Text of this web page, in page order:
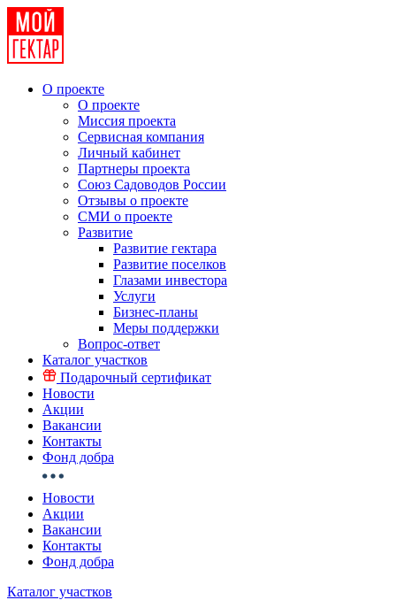
О проекте
О проекте
Миссия проекта
Сервисная компания
Личный кабинет
Партнеры проекта
Союз Садоводов России
Отзывы о проекте
СМИ о проекте
Развитие
Развитие гектара
Развитие поселков
Глазами инвестора
Услуги
Бизнес-планы
Меры поддержки
Вопрос-ответ
Каталог участков
Подарочный сертификат
Новости
Акции
Вакансии
Контакты
Фонд добра
Новости
Акции
Вакансии
Контакты
Фонд добра
Каталог участков